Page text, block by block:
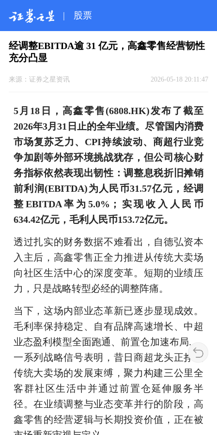
| 股票
经调整EBITDA逾 31 亿元，高鑫零售经营韧性
充分凸显
来源： 证券之星资讯 2026-05-18 20:11:47
5月18日，高鑫零售(6808.HK)发布了截至
2026年3月31日止的全年业绩。尽管国内消费
市场复苏乏力、CPI持续波动、商超行业竞
争加剧等外部环境挑战犹存，但公司核心财
务指标依然表现出韧性：调整息税折旧摊销
前利润(EBITDA)为人民币31.57亿元，经调
整EBITDA率为5.0%；实现收入人民币
634.42亿元，毛利人民币153.72亿元。
透过扎实的财务数据不难看出，自德弘资本
入主后，高鑫零售正全力推进从传统大卖场
向社区生活中心的深度变革。短期的业绩压
力，只是战略转型必经的调整阵痛。
当下，这场内部业态革新已逐步显现成效。
毛利率保持稳定、自有品牌高速增长、中超
业态盈利模型全面跑通、前置仓加速布局......
一系列战略信号表明，昔日商超龙头正挣脱
传统大卖场的发展束缚，聚力构建三公里全
客群社区生活中并通过前置仓延伸服务半
径。在业绩调整与业态变革并行的阶段，高
鑫零售的经营逻辑与长期投资价值，正在被